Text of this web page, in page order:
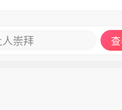
崇拜